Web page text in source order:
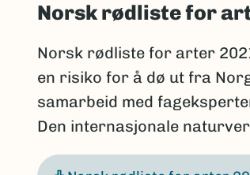
Norsk rødliste for
Norsk rødliste for arter
en risiko for å dø ut fra
samarbeid med
Den internasjonale